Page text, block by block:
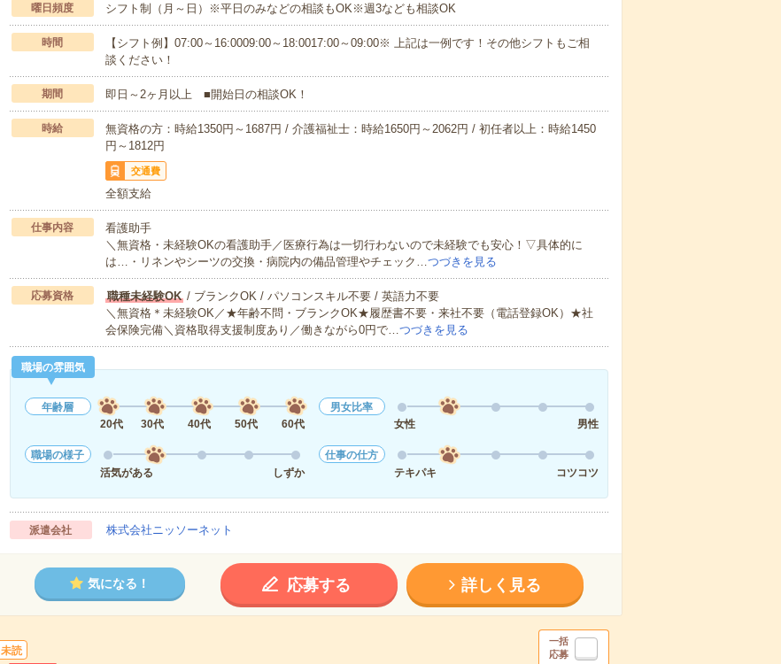
曜日頻度 シフト制（月～日）※平日のみなどの相談もOK※週3なども相談OK
時間
【シフト例】07:00～16:0009:00～18:0017:00～09:00※ 上記は一例です！その他シフトもご相
談ください！
期間 即日～2ヶ月以上 ■開始日の相談OK！
時給
無資格の方：時給1350円～1687円 / 介護福祉士：時給1650円～2062円 / 初任者以上：時給1450
円～1812円
交通費
全額支給
仕事内容
看護助手
＼無資格・未経験OKの看護助手／医療行為は一切行わないので未経験でも安心！▽具体的に
は…・リネンやシーツの交換・病院内の備品管理やチェック… つづきを見る
応募資格 職種未経験OK/ ブランクOK / パソコンスキル不要 / 英語力不要
＼無資格＊未経験OK／★年齢不問・ブランクOK★履歴書不要・来社不要（電話登録OK）★社
会保険完備＼資格取得支援制度あり／働きながら0円で… つづきを見る
職場の雰囲気
年齢層
20代
30代 40代 50代 60代
男女比率
女性
男性
職場の様子
活気がある
しずか
仕事の仕方
テキパキ
コツコツ
派遣会社 株式会社ニッソーネット
気になる！ 応募する 詳しく見る
未読
一括
応募